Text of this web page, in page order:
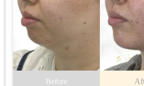
Before